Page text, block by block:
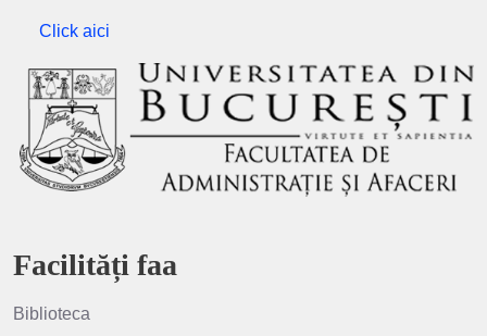
Click aici
Facilități faa
Biblioteca